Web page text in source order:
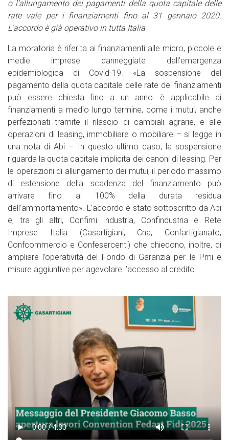
o l’allungamento dei pagamenti della quota capitale delle
rate vale per i finanziamenti fino al 31 gennaio 2020.
L’accordo è già operativo in tutta Italia
La moratoria è riferita ai finanziamenti alle micro, piccole e
medie imprese danneggiate dall’emergenza
epidemiologica di Covid-19. «La sospensione del
pagamento della quota capitale delle rate dei finanziamenti
può essere chiesta fino a un anno: è applicabile ai
finanziamenti a medio lungo termine, come i mutui, anche
perfezionati tramite il rilascio di cambiali agrarie, e alle
operazioni di leasing, immobiliare o mobiliare – si legge in
una nota di Abi – In questo ultimo caso, la sospensione
riguarda la quota capitale implicita dei canoni di leasing. Per
le operazioni di allungamento dei mutui, il periodo massimo
di estensione della scadenza del finanziamento può
arrivare fino al 100% della durata residua
dell’ammortamento». L’accordo è stato sottoscritto da Abi
e, tra gli altri, Confimi Industria, Confindustria e Rete
Imprese Italia (Casartigiani, Cna, Confartigianato,
Confcommercio e Confesercenti) che chiedono, inoltre, di
ampliare l’operatività del Fondo di Garanzia per le Pmi e
misure aggiuntive per agevolare l’accesso al credito.